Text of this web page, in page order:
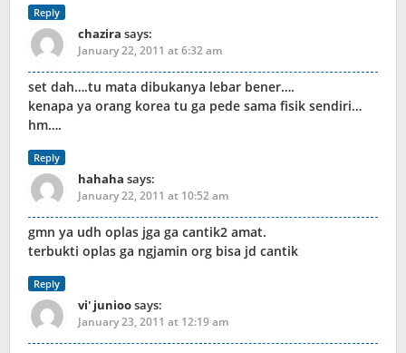
Reply
chazira says:
January 22, 2011 at 6:32 am
set dah….tu mata dibukanya lebar bener….
kenapa ya orang korea tu ga pede sama fisik sendiri…
hm….
Reply
hahaha says:
January 22, 2011 at 10:52 am
gmn ya udh oplas jga ga cantik2 amat.
terbukti oplas ga ngjamin org bisa jd cantik
Reply
vi' junioosays:
January 23, 2011 at 12:19 am